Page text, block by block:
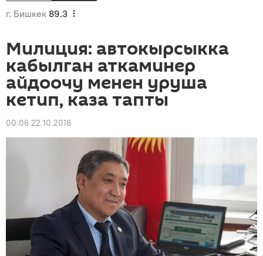
г. Бишкек 89.3
Милиция: автокырсыкка
кабылган аткаминер
айдоочу менен уруша
кетип, каза тапты
00:06 22.10.2018